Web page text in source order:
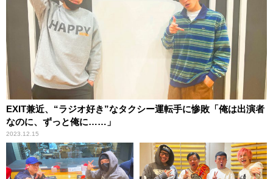
EXIT兼近、“ラジオ好き”なタクシー運転手に惨敗「俺は出演者
なのに、ずっと俺に……」
2023.12.15